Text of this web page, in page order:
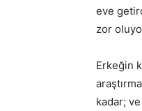
eve
zor
Erkeğin
kadar;